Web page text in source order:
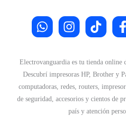
Electrovanguardia es tu tienda online
Descubrí impresoras HP, Brother y
computadoras, redes, routers,
de seguridad, accesorios y cientos de
país y atención